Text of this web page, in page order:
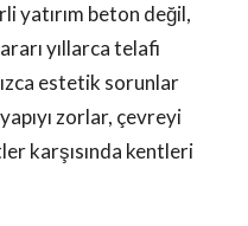
yatırım beton değil,
yıllarca telafi
estetik sorunlar
zorlar, çevreyi
karşısında kentleri